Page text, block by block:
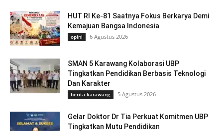
HUT RI Ke-81 Saatnya Fokus Berkarya Demi
Kemajuan Bangsa Indonesia
opini 6 Agustus 2026
SMAN 5 Karawang Kolaborasi UBP
Tingkatkan Pendidikan Berbasis Teknologi
Dan Karakter
berita karawang 5 Agustus 2026
Gelar Doktor Dr Tia Perkuat Komitmen UBP
Tingkatkan Mutu Pendidikan